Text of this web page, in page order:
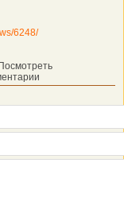
6248/
Посмотреть